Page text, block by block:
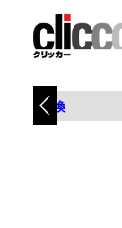
タイヤ交換